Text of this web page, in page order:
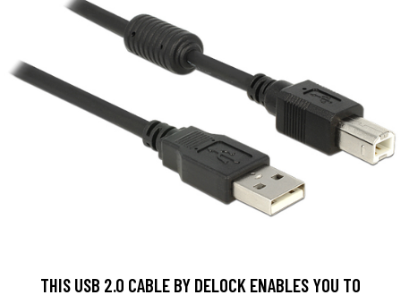
THIS USB 2.0 CABLE BY DELOCK ENABLES YOU TO